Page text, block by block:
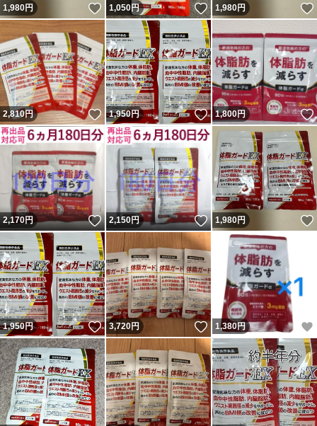
1,980円 いいね！
1,050円 いいね！
1,980円
2,810円 いいね！
1,950円 いいね！
1,800円
2,170円 いいね！
2,150円 いいね！
1,980円
1,950円 いいね！
3,720円 いいね！
1,380円